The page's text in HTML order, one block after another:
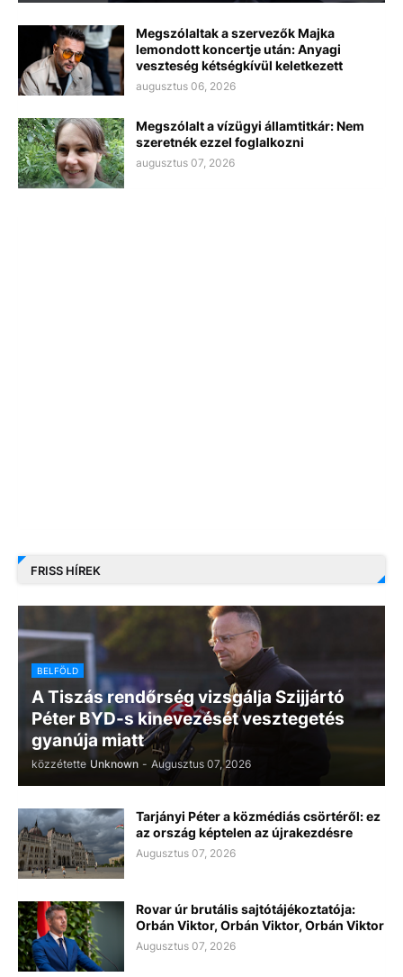
Megszólaltak a szervezők Majka
lemondott koncertje után: Anyagi
veszteség kétségkívül keletkezett
augusztus 06, 2026
Megszólalt a vízügyi államtitkár: Nem
szeretnék ezzel foglalkozni
augusztus 07, 2026
FRISS HÍREK
BELFÖLD
A Tiszás rendőrség vizsgálja Szijjártó
Péter BYD-s kinevezését vesztegetés
gyanúja miatt
közzétette Unknown - Augusztus 07, 2026
Tarjányi Péter a közmédiás csörtéről: ez
az ország képtelen az újrakezdésre
Augusztus 07, 2026
Rovar úr brutális sajtótájékoztatója:
Orbán Viktor, Orbán Viktor, Orbán Viktor
Augusztus 07, 2026